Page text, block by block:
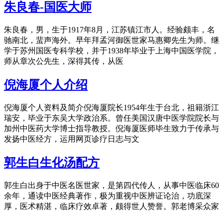
朱良春-国医大师
朱良春，男，生于1917年8月，江苏镇江市人。经验颇丰，名
驰南北，蜚声海外。早年拜孟河御医世家马惠卿先生为师。继
学于苏州国医专科学校，并于1938年毕业于上海中国医学院，
师从章次公先生，深得其传，从医
倪海厦个人介绍
倪海厦个人资料及简介倪海厦院长1954年生于台北，祖籍浙江
瑞安，毕业于东吴大学政治系。曾任美国汉唐中医学院院长与
加州中医药大学博士指导教授。倪海厦医师毕生致力于传承与
发扬中医经方，运用网页诊疗日志与文
郭生白生化汤配方
郭生白出身于中医名医世家，是第四代传人，从事中医临床60
余年，通读中医经典著作，极为重视中医辨证论治，功底深
厚，医术精湛，临床疗效卓著，颇得世人赞誉。郭老博采众家